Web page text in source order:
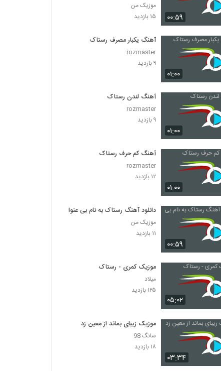
عباس قادری آهنگ عشق من
۱,۰۱۲ بازدید
موزیک زیبای چشمای مست از امید حاجیلی
موزیک زیبای یار قدیمی از آرون افشار
۳۰۸ بازدید
حمید هیراد آهنگ خوشم میاد
موزیک زیبای یار از فرزاد قاسمی
۲۱۴ بازدید
آهنگ چیه توی سرت از رهام(پاپ)
۲۲۳ بازدید
۲۸۰ بازدید
سینا درخشنده آهنگ خوش خنده ی من (ورژن
گیتار)
Ali Halaj Parishan
۰۰:۵۹
موزیک من
۱۵ بازدید
۰۱:۰۰
آهنگ یکبار مصرف رستاک
rozmaster
۹ بازدید
۰۱:۰۰
آهنگ لندن رستاک
rozmaster
۹ بازدید
۰۱:۰۰
آهنگ کم حرف رستاک
rozmaster
۱۲ بازدید
۰۰:۵۹
دانلود آهنگ رستاک به نام بی عنوان
موزیک من
۱۱ بازدید
۰۵:۰۲
موزیک کمری - رستاک
میلاد
۱۲۵ بازدید
۰۳:۳۴
موزیک زیبای بماند از معین زد
سانگ 98
۱۸ بازدید